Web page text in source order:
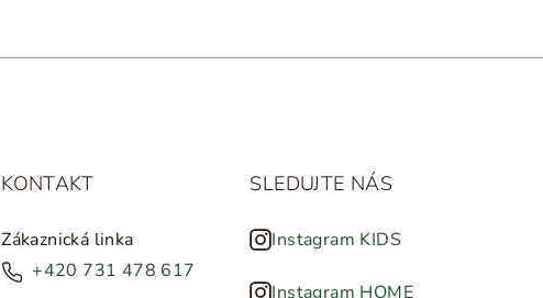
KONTAKT
Zákaznická linka
+420 731 478 617
SLEDUJTE NÁS
Instagram KIDS
Instagram HOME